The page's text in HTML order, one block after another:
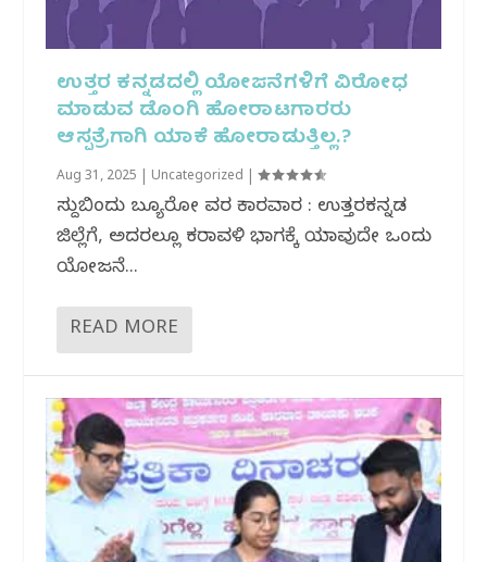
ಉತ್ತರ ಕನ್ನಡದಲ್ಲಿ ಯೋಜನೆಗಳಿಗೆ ವಿರೋಧ
ಮಾಡುವ ಡೊಂಗಿ ಹೋರಾಟಗಾರರು
ಆಸ್ಪತ್ರೆಗಾಗಿ ಯಾಕೆ ಹೋರಾಡುತ್ತಿಲ್ಲ.?
Aug 31, 2025 Uncategorized |
ಸುದ್ದಿಬಿಂದು ಬ್ಯೂರೋ ವರದಿ ಕಾರವಾರ : ಉತ್ತರಕನ್ನಡ
ಜಿಲ್ಲೆಗೆ, ಅದರಲ್ಲೂ ಕರಾವಳಿ ಭಾಗಕ್ಕೆ ಯಾವುದೇ ಒಂದು
ಯೋಜನೆ...
READ MORE